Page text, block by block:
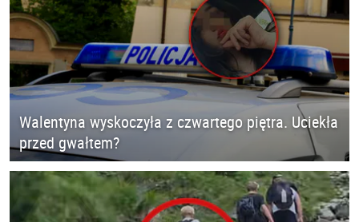
Walentyna wyskoczyła z czwartego piętra. Uciekła
przed gwałtem?